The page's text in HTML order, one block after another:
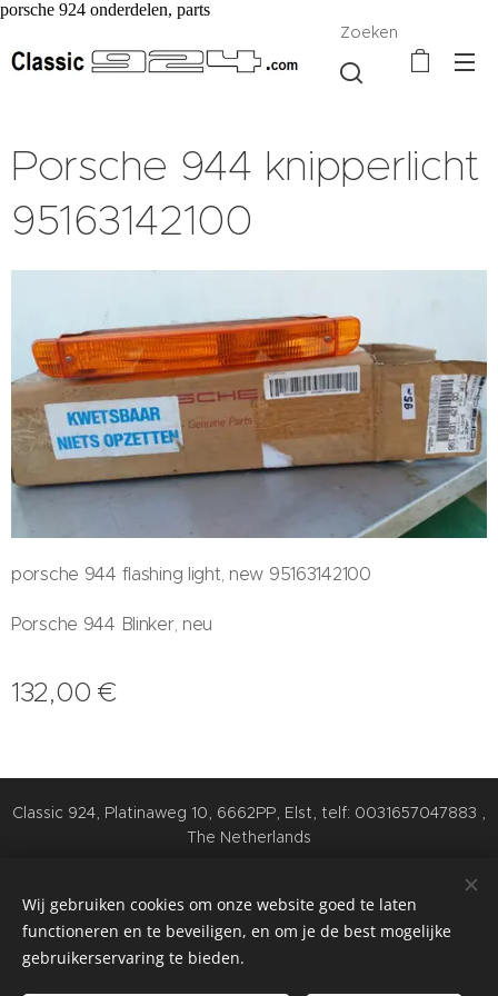
porsche 924 onderdelen, parts
Zoeken
Porsche 944 knipperlicht
95163142100
porsche 944 flashing light, new 95163142100
Porsche 944 Blinker, neu
132,00 €
Classic 924, Platinaweg 10, 6662PP, Elst, telf: 0031657047883 ,
The Netherlands
Nederlands
Wij gebruiken cookies om onze website goed te laten
functioneren en te beveiligen, en om je de best mogelijke
gebruikerservaring te bieden.